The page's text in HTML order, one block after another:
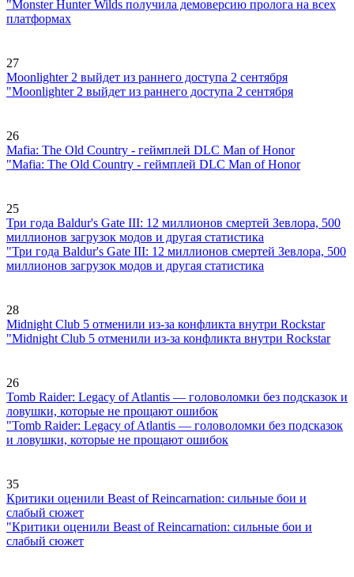
"Monster Hunter Wilds получила демоверсию пролога на всех
платформах
27
Moonlighter 2 выйдет из раннего доступа 2 сентября
"Moonlighter 2 выйдет из раннего доступа 2 сентября
26
Mafia: The Old Country - геймплей DLC Man of Honor
"Mafia: The Old Country - геймплей DLC Man of Honor
25
Три года Baldur's Gate III: 12 миллионов смертей Зевлора, 500
миллионов загрузок модов и другая статистика
"Три года Baldur's Gate III: 12 миллионов смертей Зевлора, 500
миллионов загрузок модов и другая статистика
28
Midnight Club 5 отменили из-за конфликта внутри Rockstar
"Midnight Club 5 отменили из-за конфликта внутри Rockstar
26
Tomb Raider: Legacy of Atlantis — головоломки без подсказок и
ловушки, которые не прощают ошибок
"Tomb Raider: Legacy of Atlantis — головоломки без подсказок
и ловушки, которые не прощают ошибок
35
Критики оценили Beast of Reincarnation: сильные бои и
слабый сюжет
"Критики оценили Beast of Reincarnation: сильные бои и
слабый сюжет